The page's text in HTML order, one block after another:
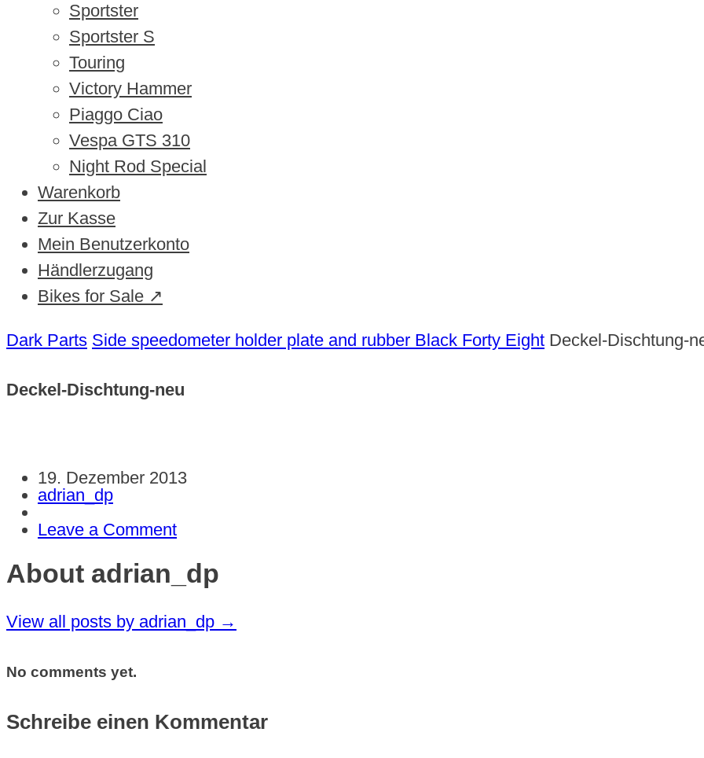
Sportster
Sportster S
Touring
Victory Hammer
Piaggo Ciao
Vespa GTS 310
Night Rod Special
Warenkorb
Zur Kasse
Mein Benutzerkonto
Händlerzugang
Bikes for Sale ↗
Dark Parts Side speedometer holder plate and rubber Black Forty Eight Deckel-Dischtung-
Deckel-Dischtung-neu
19. Dezember 2013
adrian_dp
Leave a Comment
About adrian_dp
View all posts by adrian_dp →
No comments yet.
Schreibe einen Kommentar